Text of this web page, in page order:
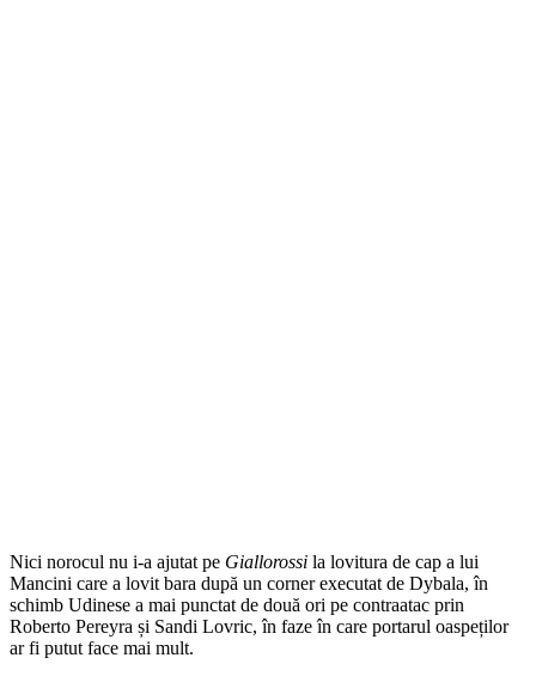
Nici norocul nu i-a ajutat pe Giallorossi la lovitura de cap a lui
Mancini care a lovit bara după un corner executat de Dybala, în
schimb Udinese a mai punctat de două ori pe contraatac prin
Roberto Pereyra și Sandi Lovric, în faze în care portarul oaspeților
ar fi putut face mai mult.